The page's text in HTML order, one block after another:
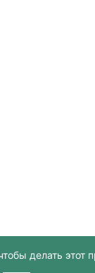
делать этот